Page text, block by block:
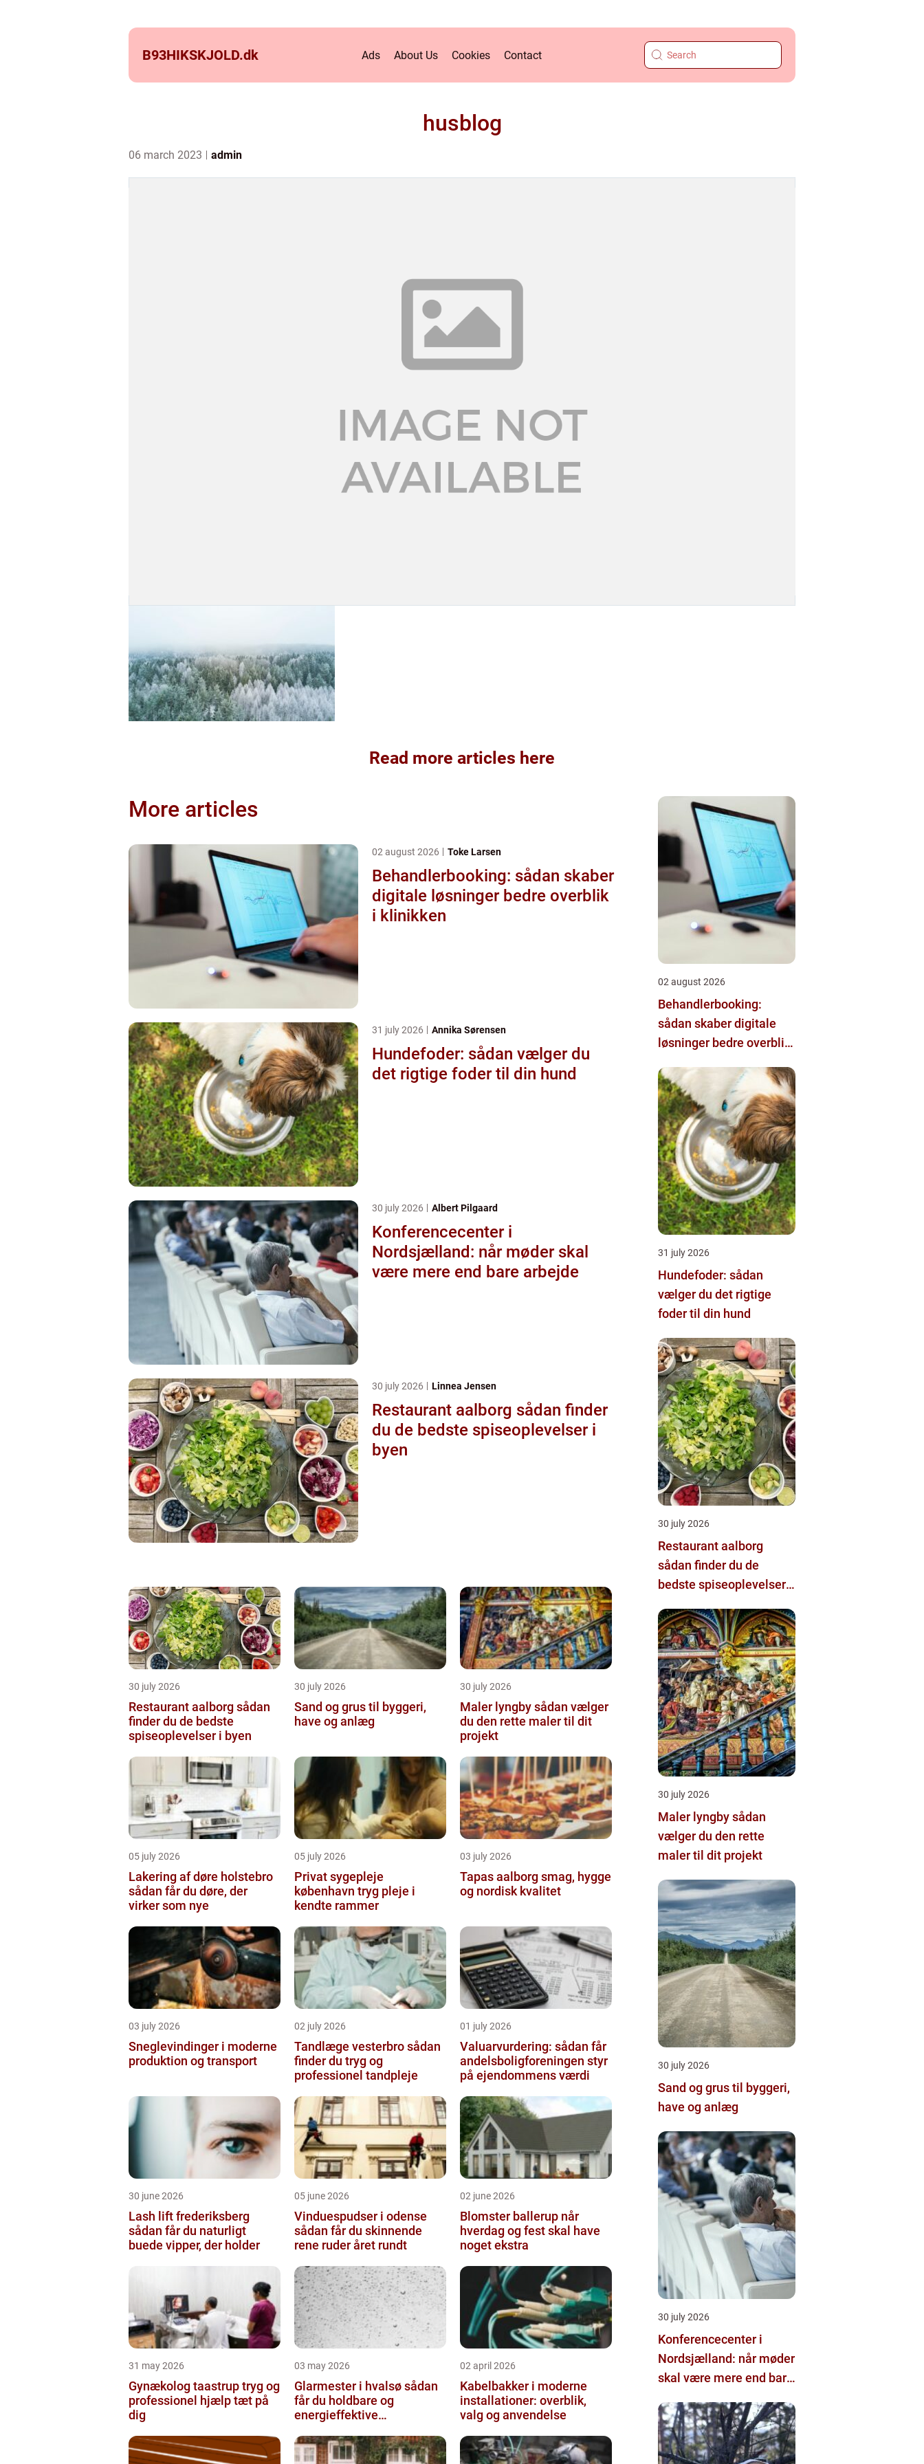
B93HIKSKJOLD.dk Ads About Us Cookies Contact
husblog
06 march 2023 admin
Read more articles here
More articles
02 august 2026 Toke Larsen
Behandlerbooking: sådan skaber
digitale løsninger bedre overblik
i klinikken
31 july 2026 Annika Sørensen
Hundefoder: sådan vælger du
det rigtige foder til din hund
30 july 2026 Albert Pilgaard
Konferencecenter i
Nordsjælland: når møder skal
være mere end bare arbejde
30 july 2026 Linnea Jensen
Restaurant aalborg sådan finder
du de bedste spiseoplevelser i
byen
30 july 2026
Restaurant aalborg sådan
finder du de bedste
spiseoplevelser i byen
30 july 2026
Sand og grus til byggeri,
have og anlæg
30 july 2026
Maler lyngby sådan vælger
du den rette maler til dit
projekt
05 july 2026
Lakering af døre holstebro
sådan får du døre, der
virker som nye
05 july 2026
Privat sygepleje
københavn tryg pleje i
kendte rammer
03 july 2026
Tapas aalborg smag, hygge
og nordisk kvalitet
03 july 2026
Sneglevindinger i moderne
produktion og transport
02 july 2026
Tandlæge vesterbro sådan
finder du tryg og
professionel tandpleje
01 july 2026
Valuarvurdering: sådan får
andelsboligforeningen styr
på ejendommens værdi
30 june 2026
Lash lift frederiksberg
sådan får du naturligt
buede vipper, der holder
05 june 2026
Vinduespudser i odense
sådan får du skinnende
rene ruder året rundt
02 june 2026
Blomster ballerup når
hverdag og fest skal have
noget ekstra
31 may 2026
Gynækolog taastrup tryg og
professionel hjælp tæt på
dig
03 may 2026
Glarmester i hvalsø sådan
får du holdbare og
energieffektive
02 april 2026
Kabelbakker i moderne
installationer: overblik,
valg og anvendelse
02 august 2026
Behandlerbooking:
sådan skaber digitale
løsninger bedre overblik
31 july 2026
Hundefoder: sådan
vælger du det rigtige
foder til din hund
30 july 2026
Restaurant aalborg
sådan finder du de
bedste spiseoplevelser i
30 july 2026
Maler lyngby sådan
vælger du den rette
maler til dit projekt
30 july 2026
Sand og grus til byggeri,
have og anlæg
30 july 2026
Konferencecenter i
Nordsjælland: når møder
skal være mere end bare